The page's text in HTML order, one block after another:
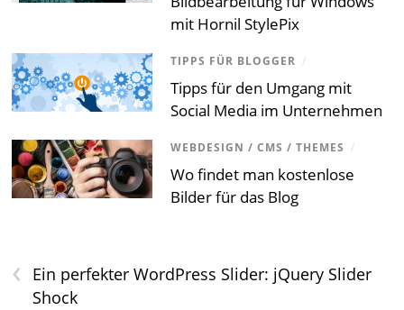
mit Hornil StylePix
TIPPS FÜR BLOGGER /
Tipps für den Umgang mit
Social Media im Unternehmen
WEBDESIGN / CMS / THEMES /
Wo findet man kostenlose
Bilder für das Blog
‹
Ein perfekter WordPress Slider: jQuery Slider
Shock